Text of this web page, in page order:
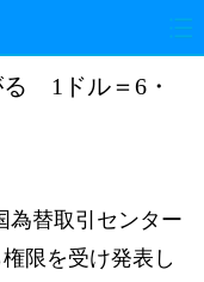
経済
写真
1ドル＝6・
為替取引センター
限を受け発表し